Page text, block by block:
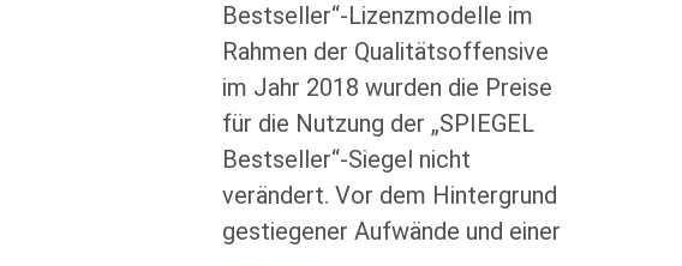
Bestseller“-Lizenzmodelle im
Rahmen der Qualitätsoffensive
im Jahr 2018 wurden die Preise
für die Nutzung der „SPIEGEL
Bestseller“-Siegel nicht
verändert. Vor dem Hintergrund
gestiegener Aufwände und einer